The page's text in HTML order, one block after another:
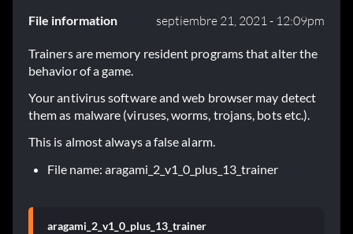
File information septiembre 21, 2021 - 12:09pm
Trainers are memory resident programs that alter the
behavior of a game.
Your antivirus software and web browser may detect
them as malware (viruses, worms, trojans, bots etc.).
This is almost always a false alarm.
File name: aragami_2_v1_0_plus_13_trainer
aragami_2_v1_0_plus_13_trainer